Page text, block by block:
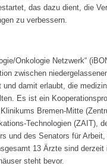
das dazu dient, die
zu verbessern.
Onkologie Netzwerk“
zwischen
damit erlaubt, die
Es ist ein
Bremen-Mitte
Technologien (ZAIT),
und des Senators für Arbeit,
13 Ärzte sind derzeit
steht bevor.